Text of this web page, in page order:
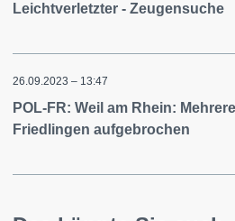
Leichtverletzter - Zeugensuche
26.09.2023 – 13:47
POL-FR: Weil am Rhein:
Friedlingen aufgebrochen